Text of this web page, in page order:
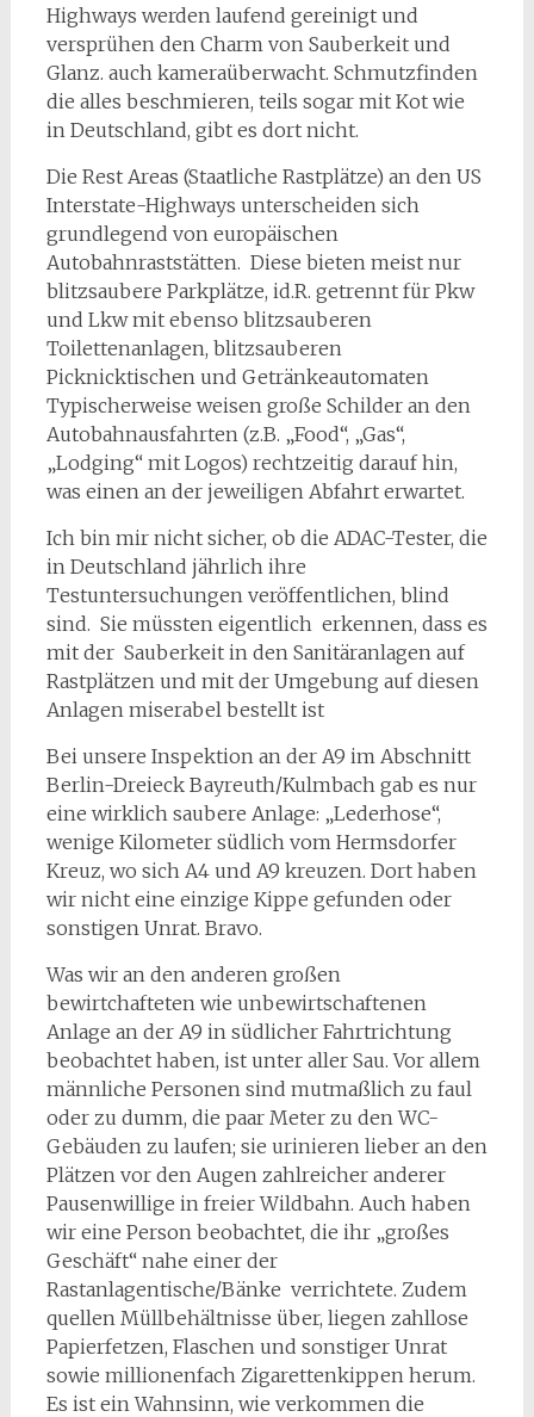
Highways werden laufend gereinigt und
versprühen den Charm von Sauberkeit und
Glanz. auch kameraüberwacht. Schmutzfinden
die alles beschmieren, teils sogar mit Kot wie
in Deutschland, gibt es dort nicht.
Die Rest Areas (Staatliche Rastplätze) an den US
Interstate-Highways unterscheiden sich
grundlegend von europäischen
Autobahnraststätten. Diese bieten meist nur
blitzsaubere Parkplätze, id.R. getrennt für Pkw
und Lkw mit ebenso blitzsauberen
Toilettenanlagen, blitzsauberen
Picknicktischen und Getränkeautomaten
Typischerweise weisen große Schilder an den
Autobahnausfahrten (z.B. „Food“, „Gas“,
„Lodging“ mit Logos) rechtzeitig darauf hin,
was einen an der jeweiligen Abfahrt erwartet.
Ich bin mir nicht sicher, ob die ADAC-Tester, die
in Deutschland jährlich ihre
Testuntersuchungen veröffentlichen, blind
sind. Sie müssten eigentlich erkennen, dass es
mit der Sauberkeit in den Sanitäranlagen auf
Rastplätzen und mit der Umgebung auf diesen
Anlagen miserabel bestellt ist
Bei unsere Inspektion an der A9 im Abschnitt
Berlin-Dreieck Bayreuth/Kulmbach gab es nur
eine wirklich saubere Anlage: „Lederhose“,
wenige Kilometer südlich vom Hermsdorfer
Kreuz, wo sich A4 und A9 kreuzen. Dort haben
wir nicht eine einzige Kippe gefunden oder
sonstigen Unrat. Bravo.
Was wir an den anderen großen
bewirtchafteten wie unbewirtschaftenen
Anlage an der A9 in südlicher Fahrtrichtung
beobachtet haben, ist unter aller Sau. Vor allem
männliche Personen sind mutmaßlich zu faul
oder zu dumm, die paar Meter zu den WC-
Gebäuden zu laufen; sie urinieren lieber an den
Plätzen vor den Augen zahlreicher anderer
Pausenwillige in freier Wildbahn. Auch haben
wir eine Person beobachtet, die ihr „großes
Geschäft“ nahe einer der
Rastanlagentische/Bänke verrichtete. Zudem
quellen Müllbehältnisse über, liegen zahllose
Papierfetzen, Flaschen und sonstiger Unrat
sowie millionenfach Zigarettenkippen herum.
Es ist ein Wahnsinn, wie verkommen die